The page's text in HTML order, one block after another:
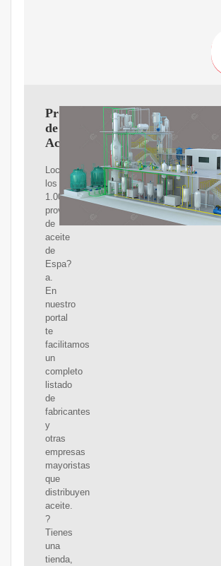
Proveedores
de
Aceite
Localiza
los
1.000
proveedores
de
aceite
de
Espa?
a.
En
nuestro
portal
te
facilitamos
un
completo
listado
de
fabricantes
y
otras
empresas
mayoristas
que
distribuyen
aceite.
?
Tienes
una
tienda,